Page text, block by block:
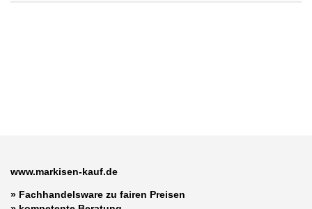
www.markisen-kauf.de
» Fachhandelsware zu fairen Preisen